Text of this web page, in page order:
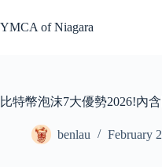
to
content
YMCA of Niagara
比特幣泡沫7大優勢2026!內
benlau February